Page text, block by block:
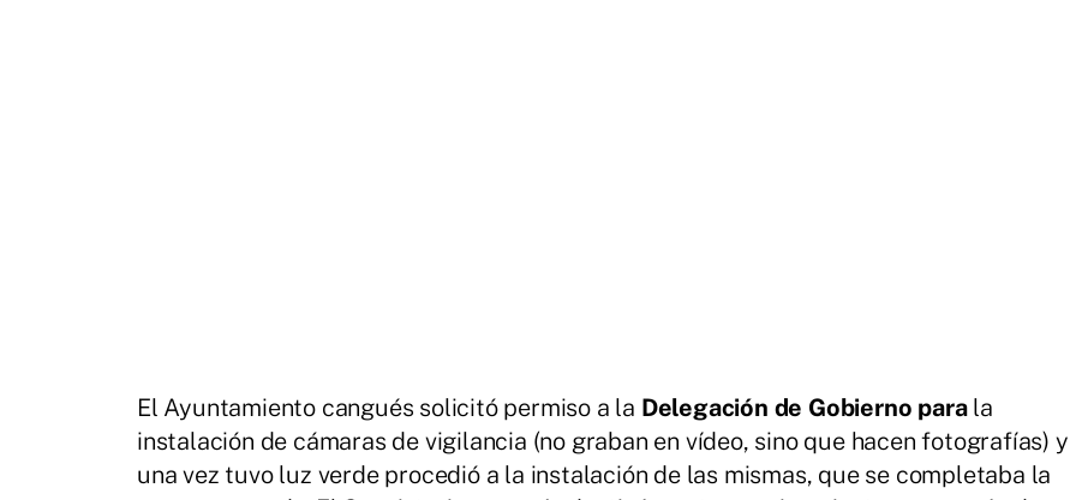
El Ayuntamiento cangués solicitó permiso a la Delegación de Gobierno para la
instalación de cámaras de vigilancia (no graban en vídeo, sino que hacen fotografías) y
una vez tuvo luz verde procedió a la instalación de las mismas, que se completaba la